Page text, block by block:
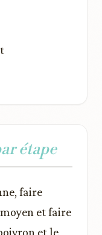
étape
faire
et faire
et le